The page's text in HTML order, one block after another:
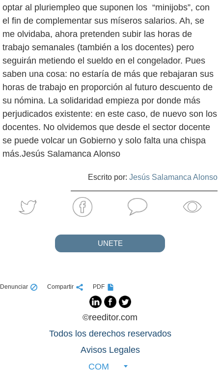
optar al pluriempleo que suponen los “minijobs”, con
el fin de complementar sus míseros salarios. Ah, se
me olvidaba, ahora pretenden subir las horas de
trabajo semanales (también a los docentes) pero
seguirán metiendo el sueldo en el congelador. Pues
saben una cosa: no estaría de más que rebajaran sus
horas de trabajo en proporción al futuro descuento de
su nómina. La solidaridad empieza por donde más
perjudicados existente: en este caso, de nuevo son los
docentes. No olvidemos que desde el sector docente
se puede volcar un Gobierno y solo falta una chispa
Escrito por: Jesús Salamanca Alonso
UNETE
Denunciar Compartir PDF
©reeditor.com
Todos los derechos reservados
Avisos Legales